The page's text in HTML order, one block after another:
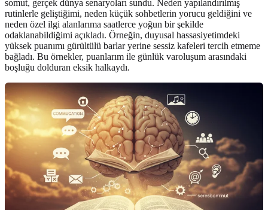
somut, gerçek dünya senaryoları sundu. Neden yapılandırılmış
rutinlerle geliştiğimi, neden küçük sohbetlerin yorucu geldiğini ve
neden özel ilgi alanlarıma saatlerce yoğun bir şekilde
odaklanabildiğimi açıkladı. Örneğin, duyusal hassasiyetimdeki
yüksek puanımı gürültülü barlar yerine sessiz kafeleri tercih etmeme
bağladı. Bu örnekler, puanlarım ile günlük varoluşum arasındaki
boşluğu dolduran eksik halkaydı.